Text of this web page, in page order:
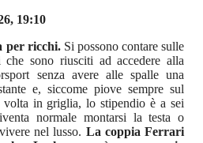
19:10
per ricchi. Si possono contare sulle
sono riusciti ad accedere alla
senza avere alle spalle una
e, siccome piove sempre sul
volta in griglia, lo stipendio è a sei
normale montarsi la testa o
nel lusso. La coppia Ferrari